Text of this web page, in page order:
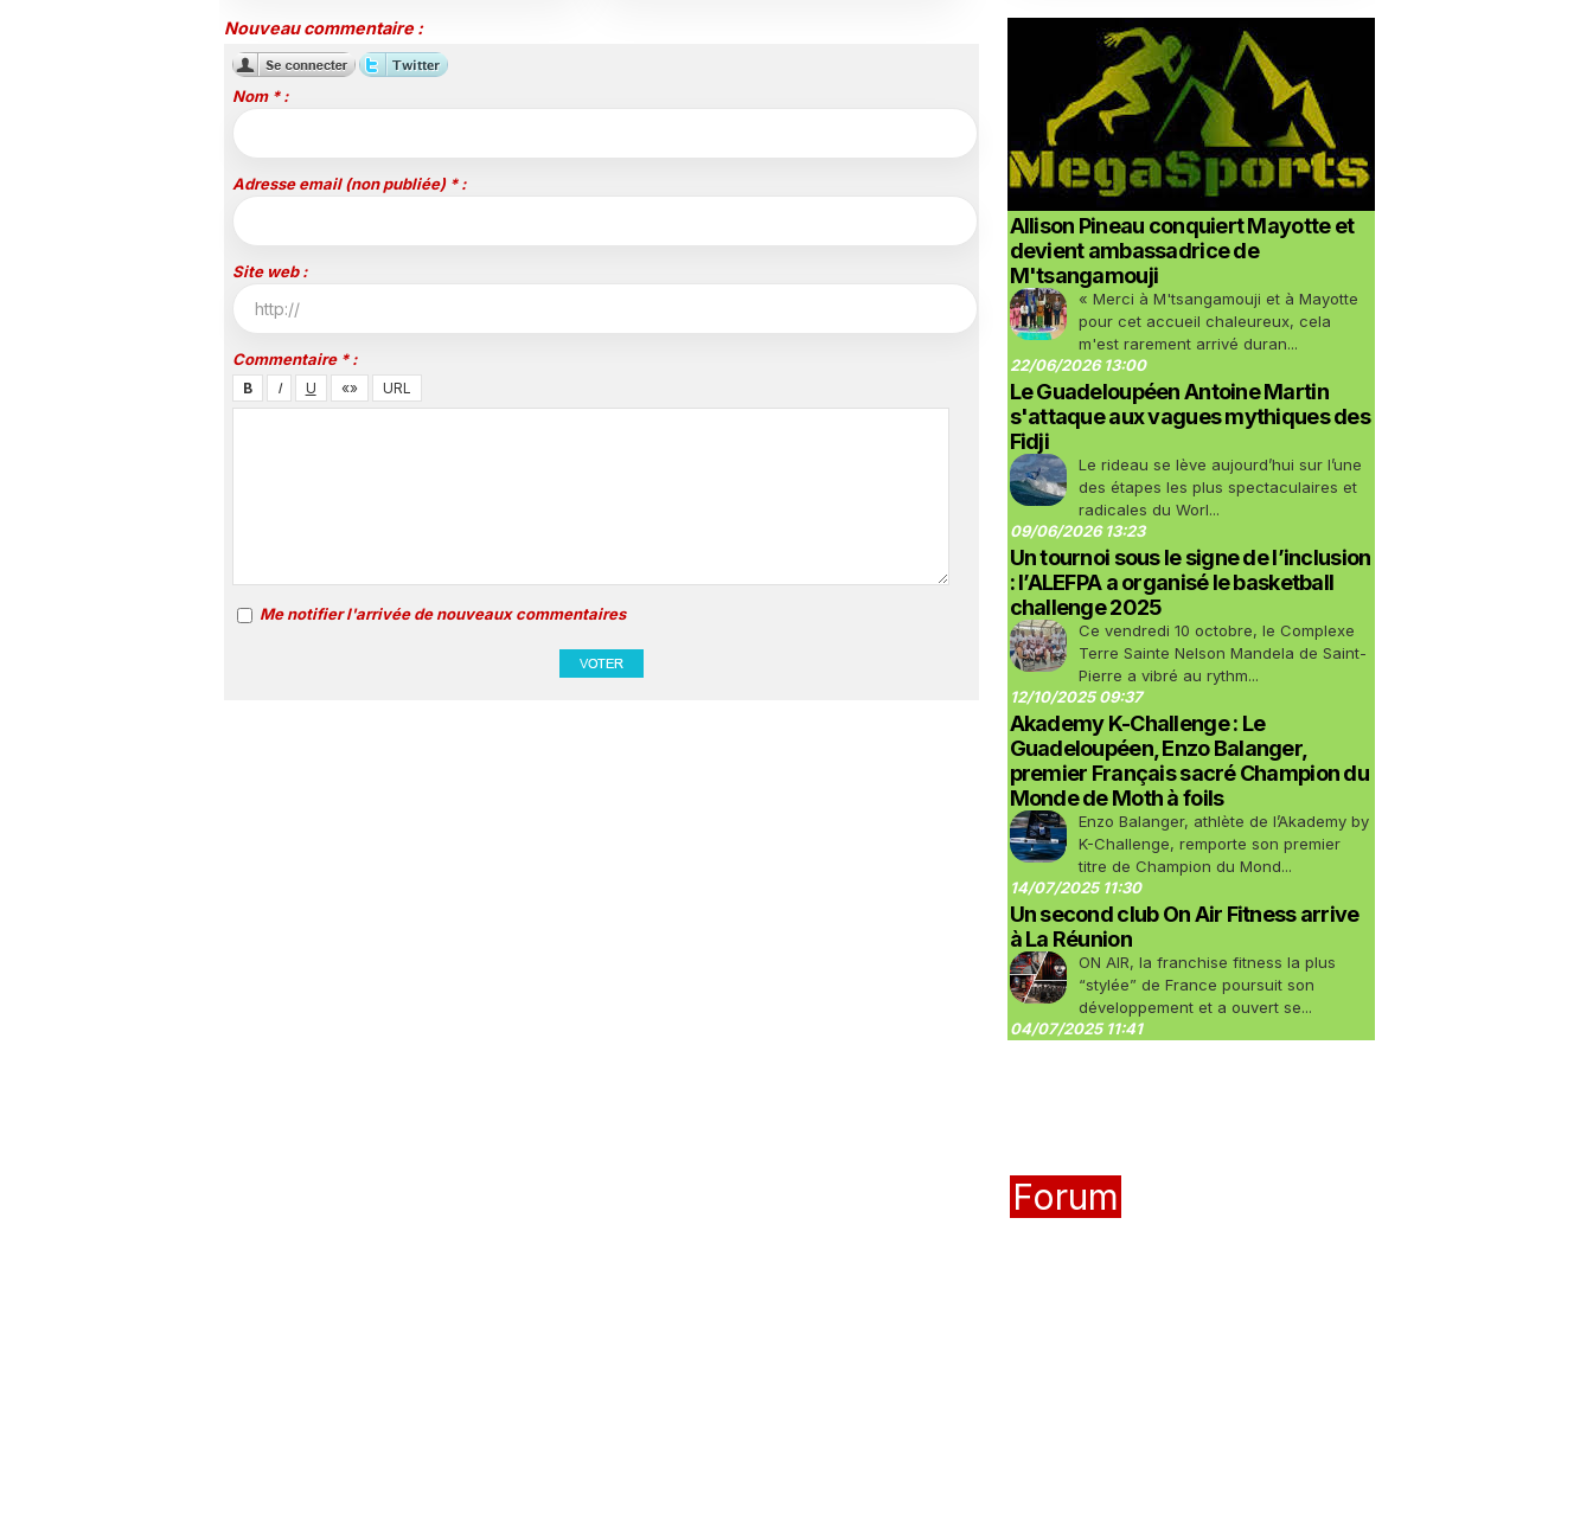
Nouveau commentaire :
Nom * :
Adresse email (non publiée) * :
Site web :
Commentaire * :
Me notifier l'arrivée de nouveaux commentaires
Allison Pineau conquiert Mayotte et
devient ambassadrice de
M'tsangamouji
« Merci à M'tsangamouji et à Mayotte
pour cet accueil chaleureux, cela
m'est rarement arrivé duran...
22/06/2026 13:00
Le Guadeloupéen Antoine Martin
s'attaque aux vagues mythiques des
Fidji
Le rideau se lève aujourd’hui sur l’une
des étapes les plus spectaculaires et
radicales du Worl...
09/06/2026 13:23
Un tournoi sous le signe de l’inclusion
: l’ALEFPA a organisé le basketball
challenge 2025
Ce vendredi 10 octobre, le Complexe
Terre Sainte Nelson Mandela de Saint-
Pierre a vibré au rythm...
12/10/2025 09:37
Akademy K-Challenge : Le
Guadeloupéen, Enzo Balanger,
premier Français sacré Champion du
Monde de Moth à foils
Enzo Balanger, athlète de l’Akademy by
K-Challenge, remporte son premier
titre de Champion du Mond...
14/07/2025 11:30
Un second club On Air Fitness arrive
à La Réunion
ON AIR, la franchise fitness la plus
“stylée” de France poursuit son
développement et a ouvert se...
04/07/2025 11:41
Forum